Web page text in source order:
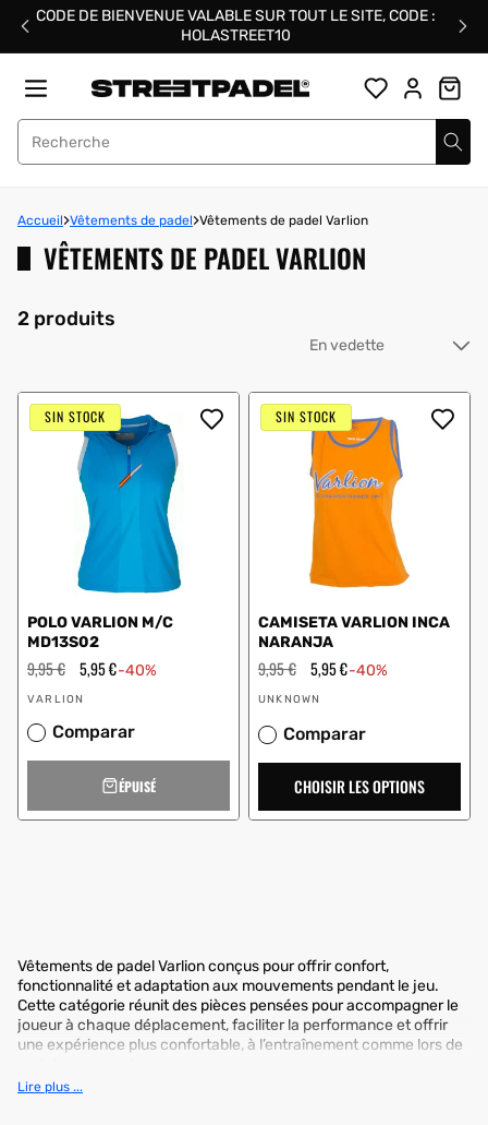
PasserCODE DE BIENVENUE VALABLE SUR TOUT LE SITE, CODE :
HOLASTREET10
Street Padel
Accueil Vêtements de padel Vêtements de padel Varlion
VÊTEMENTS DE PADEL VARLION
2 produits
:
SIN STOCK
POLO VARLION M/C
MD13S02
Prix
régulier
9,95 € Prix
en
solde
5,95 €-40%
Vendeur
VARLION
Comparar
ÉPUISÉ
SIN STOCK
CAMISETA VARLION INCA
NARANJA
Prix
régulier
9,95 € Prix
en
solde
5,95 €-40%
Vendeur
UNKNOWN
Comparar
CHOISIR LES OPTIONS
Vêtements de padel Varlion conçus pour offrir confort,
fonctionnalité et adaptation aux mouvements pendant le jeu.
Cette catégorie réunit des pièces pensées pour accompagner le
joueur à chaque déplacement, faciliter la performance et offrir
une expérience plus confortable, à l’entraînement comme lors de
Lire plus ...